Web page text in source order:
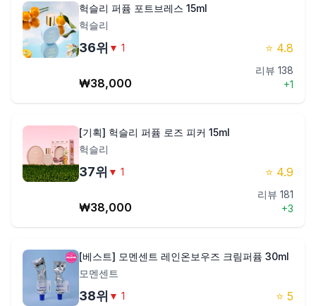
헉슬리 퍼퓸 포트브레스 15ml
헉슬리
36위 ▼ 1 ⭐ 4.8
₩38,000
리뷰 138
+1
[기획] 헉슬리 퍼퓸 로즈 피커 15ml
헉슬리
37위 ▼ 1 ⭐ 4.9
₩38,000
리뷰 181
+3
[베스트] 모멘센트 레인온보우즈 크림퍼퓸 30ml
모멘센트
38위 ▼ 1 ⭐ 5